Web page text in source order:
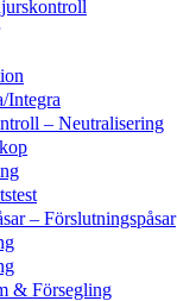
Integra
– Neutralisering
– Förslutningspåsar
& Försegling